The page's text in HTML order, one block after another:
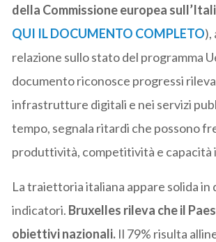
della Commissione europea
QUI IL DOCUMENTO COMPLETO),
relazione sullo stato del programma
documento riconosce progressi
infrastrutture digitali e nei servizi
tempo, segnala ritardi che possono
produttività, competitività e capacità
La traiettoria italiana appare solida in
indicatori. Bruxelles rileva che il
obiettivi nazionali. Il 79% risulta